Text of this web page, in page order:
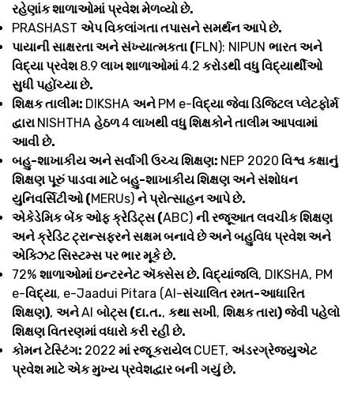
રહેણાંક શાળાઓમાં પ્રવેશ મેળવ્યો છે.
PRASHAST એપ વિકલાંગતા તપાસને સમર્થન આપે છે.
પાયાની સાક્ષરતા અને સંખ્યાત્મકતા (FLN): NIPUN ભારત અને
વિદ્યા પ્રવેશ8.9 લાખ શાળાઓમાં4.2 કરોડથી વધુ વિદ્યાર્થીઓ
સુધી પહોંચ્યા છે.
શિક્ષક તાલીમ: DIKSHA અને PM e-વિદ્યા જેવા ડિજિટલ પ્લેટફોર્મ
દ્વારા NISHTHA હેઠળ4લાખથી વધુ શિક્ષકોને તાલીમ આપવામાં
આવી છે.
બહુ-શાખાકીય અને સર્વાંગી ઉચ્ચ શિક્ષણ: NEP 2020 વિશ્વ કક્ષાનું
શિક્ષણ પૂરું પાડવા માટે બહુ-શાખાકીય શિક્ષણ અને સંશોધન
યુનિવર્સિટીઓ (MERUs) ને પ્રોત્સાહન આપે છે.
એકેડેમિક બેંક ઓફ ક્રેડિટ્સ (ABC) ની રજૂઆત લવચીક શિક્ષણ
અને ક્રેડિટ ટ્રાન્સફરને સક્ષમ બનાવે છે અને બહુવિધ પ્રવેશ અને
એક્ઝિટ સિસ્ટમ્સ પર ભાર મૂકે છે.
72% શાળાઓમાં ઇન્ટરનેટ ઍક્સેસ છે. વિદ્યાંજલિ, DIKSHA, PM
e-વિદ્યા, e-Jaadui Pitara (AI-સંચાલિત રમત-આધારિત
શિક્ષણ), અનેAI બોટ્સ (દા.ત., કથા સખી, શિક્ષક તારા) જેવી પહેલો
શિક્ષણ વિતરણમાં વધારો કરી રહી છે.
કોમન ટેસ્ટિંગ: 2022 માં રજૂ કરાયેલ CUET, અંડરગ્રેજ્યુએટ
પ્રવેશ માટે એક મુખ્ય પ્રવેશદ્વાર બની ગયું છે.